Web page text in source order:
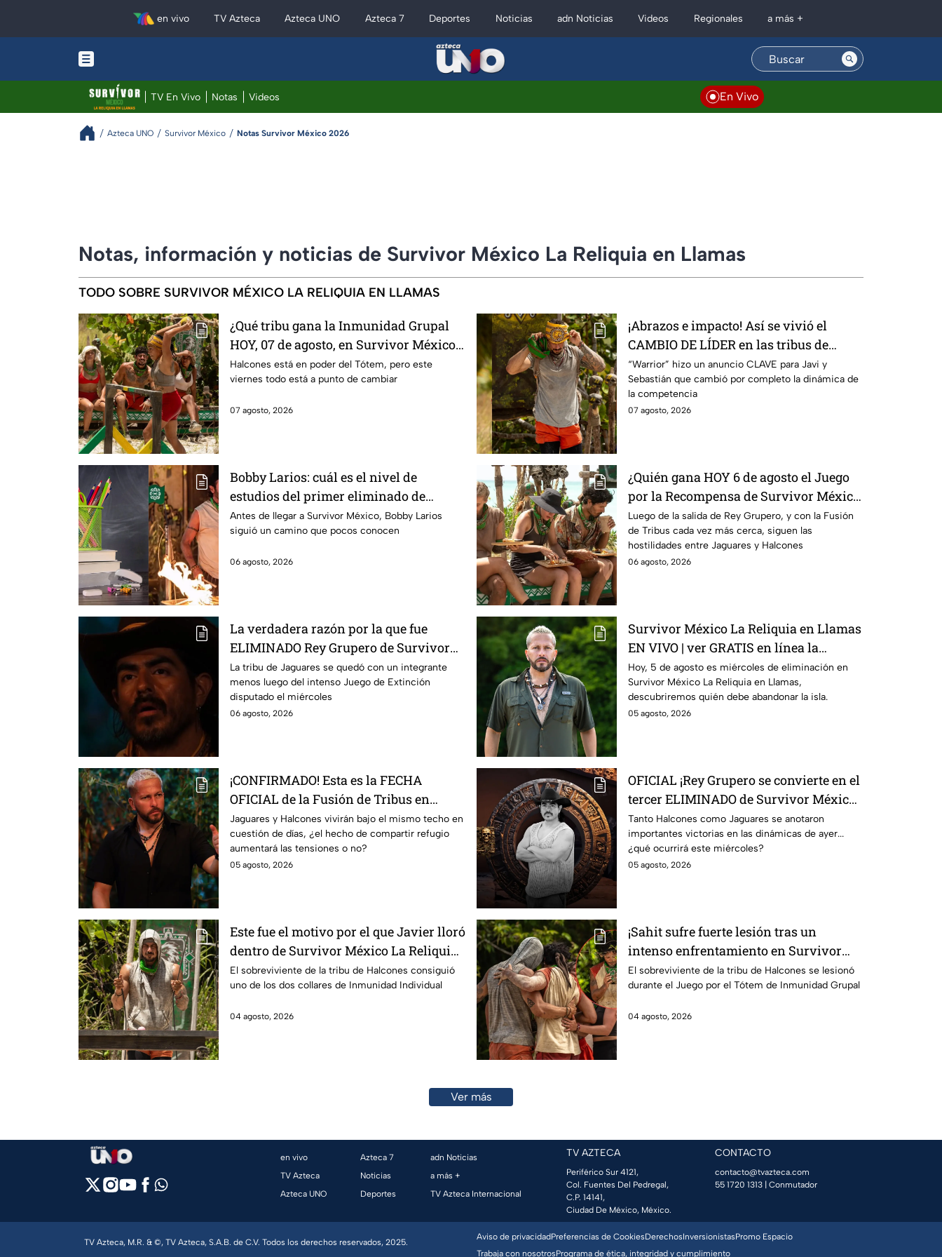
en vivo TV Azteca Azteca UNO Azteca 7 Deportes Noticias adn Noticias Videos Regionales a más +
TV En Vivo Notas Videos En Vivo
Azteca UNO Survivor México Notas Survivor México 2026
Notas, información y noticias de Survivor México La Reliquia en Llamas
TODO SOBRE SURVIVOR MÉXICO LA RELIQUIA EN LLAMAS
¿Qué tribu gana la Inmunidad Grupal
HOY, 07 de agosto, en Survivor México
La Reliquia en Llamas?
Halcones está en poder del Tótem, pero este
viernes todo está a punto de cambiar
07 agosto, 2026
¡Abrazos e impacto! Así se vivió el
CAMBIO DE LÍDER en las tribus de
Survivor México La Reliquia en Llamas
“Warrior” hizo un anuncio CLAVE para Javi y
Sebastián que cambió por completo la dinámica de
la competencia
07 agosto, 2026
Bobby Larios: cuál es el nivel de
estudios del primer eliminado de
Survivor México La Reliquia en Llamas
Antes de llegar a Survivor México, Bobby Larios
siguió un camino que pocos conocen
06 agosto, 2026
¿Quién gana HOY 6 de agosto el Juego
por la Recompensa de Survivor México
La Reliquia en Llamas?
Luego de la salida de Rey Grupero, y con la Fusión
de Tribus cada vez más cerca, siguen las
hostilidades entre Jaguares y Halcones
06 agosto, 2026
La verdadera razón por la que fue
ELIMINADO Rey Grupero de Survivor
México La Reliquia en Llamas
La tribu de Jaguares se quedó con un integrante
menos luego del intenso Juego de Extinción
disputado el miércoles
06 agosto, 2026
Survivor México La Reliquia en Llamas
EN VIVO | ver GRATIS en línea la
transmisión del miércoles de
ELIMINACIÓN del 5 de Agosto 2026, a
través de TV Azteca UNO; resultado
online en directo
Hoy, 5 de agosto es miércoles de eliminación en
Survivor México La Reliquia en Llamas,
descubriremos quién debe abandonar la isla.
05 agosto, 2026
¡CONFIRMADO! Esta es la FECHA
OFICIAL de la Fusión de Tribus en
Survivor México La Reliquia en Llamas
Jaguares y Halcones vivirán bajo el mismo techo en
cuestión de días, ¿el hecho de compartir refugio
aumentará las tensiones o no?
05 agosto, 2026
OFICIAL ¡Rey Grupero se convierte en el
tercer ELIMINADO de Survivor México
La Reliquia en Llamas!
Tanto Halcones como Jaguares se anotaron
importantes victorias en las dinámicas de ayer...
¿qué ocurrirá este miércoles?
05 agosto, 2026
Este fue el motivo por el que Javier lloró
dentro de Survivor México La Reliquia
en Llamas
El sobreviviente de la tribu de Halcones consiguió
uno de los dos collares de Inmunidad Individual
04 agosto, 2026
¡Sahit sufre fuerte lesión tras un
intenso enfrentamiento en Survivor
México La Reliquia en Llamas!
El sobreviviente de la tribu de Halcones se lesionó
durante el Juego por el Tótem de Inmunidad Grupal
04 agosto, 2026
Ver más
en vivo
TV Azteca
Azteca UNO
Azteca 7
Noticias
Deportes
adn Noticias
a más +
TV Azteca Internacional
TV AZTECA
Periférico Sur 4121,
Col. Fuentes Del Pedregal,
C.P. 14141,
Ciudad De México, México.
CONTACTO
contacto@tvazteca.com
55 1720 1313 | Conmutador
TV Azteca, M.R. & ©, TV Azteca, S.A.B. de C.V. Todos los derechos reservados, 2025.
Aviso de privacidadPreferencias de CookiesDerechosInversionistasPromo Espacio
Trabaja con nosotrosPrograma de ética, integridad y cumplimiento